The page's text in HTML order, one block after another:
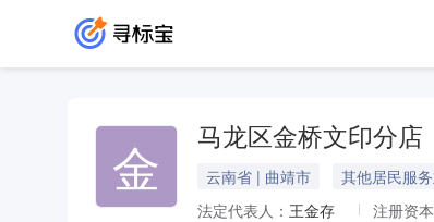
金 马龙区金桥文印分店
云南省 | 曲靖市 其他居民服
法定代表人： 王金存 注册资本